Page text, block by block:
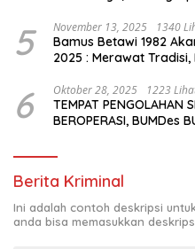
5 November 13, 2025 1340
Bamus Betawi 1982
2025 : Merawat
6 Oktober 28, 2025 1223
TEMPAT PENGOLAHAN
BEROPERASI, BUMDes
Berita Kriminal
Ini adalah contoh deskripsi
anda bisa memasukkan